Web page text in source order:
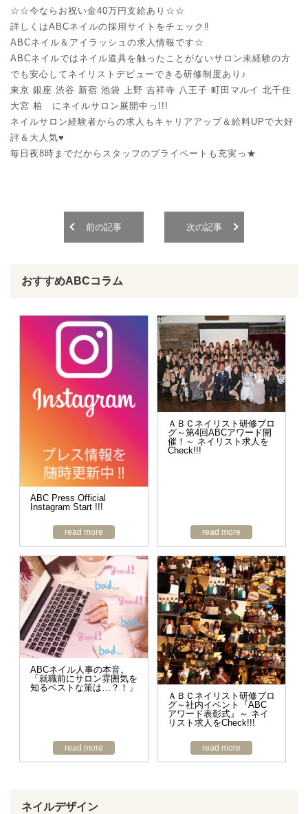
☆☆今ならお祝い金40万円支給あり☆☆
詳しくはABCネイルの採用サイトをチェック‼︎
ABCネイル＆アイラッシュの求人情報です☆
ABCネイルではネイル道具を触ったことがないサロン未経験の方
でも安心してネイリストデビューできる研修制度あり♪
東京 銀座 渋谷 新宿 池袋 上野 吉祥寺 八王子 町田マルイ 北千住
大宮 柏 にネイルサロン展開中っ!!!
ネイルサロン経験者からの求人もキャリアアップ＆給料UPで大好
評＆大人気♥
毎日夜8時までだからスタッフのプライベートも充実っ★
前の記事 次の記事
おすすめABCコラム
ABC Press Official
Instagram Start !!!
read more
ＡＢＣネイリスト研修ブロ
グ～第4回ABCアワード開
催！～ ネイリスト求人を
Check!!!
read more
ABCネイル人事の本音。
「就職前にサロン雰囲気を
知るベストな策は…？！」
read more
ＡＢＣネイリスト研修ブロ
グ～社内イベント『ABC
アワード表彰式』～ ネイ
リスト求人をCheck!!!
read more
ネイルデザイン